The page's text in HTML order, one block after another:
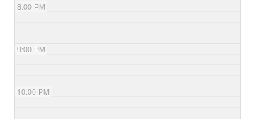
8:00 PM
9:00 PM
10:00 PM